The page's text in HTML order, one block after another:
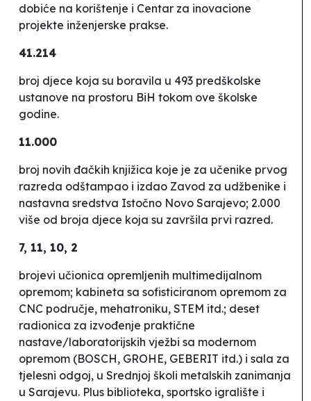
dobiće na korištenje i Centar za inovacione
projekte inženjerske prakse.
41.214
broj djece koja su boravila u 493 predškolske
ustanove na prostoru BiH tokom ove školske
godine.
11.000
broj novih đačkih knjižica koje je za učenike prvog
razreda odštampao i izdao Zavod za udžbenike i
nastavna sredstva Istočno Novo Sarajevo; 2.000
više od broja djece koja su završila prvi razred.
7, 11, 10, 2
brojevi učionica opremljenih multimedijalnom
opremom; kabineta sa sofisticiranom opremom za
CNC područje, mehatroniku, STEM itd.; deset
radionica za izvođenje praktične
nastave/laboratorijskih vježbi sa modernom
opremom (BOSCH, GROHE, GEBERIT itd.) i sala za
tjelesni odgoj, u Srednjoj školi metalskih zanimanja
u Sarajevu. Plus biblioteka, sportsko igralište i